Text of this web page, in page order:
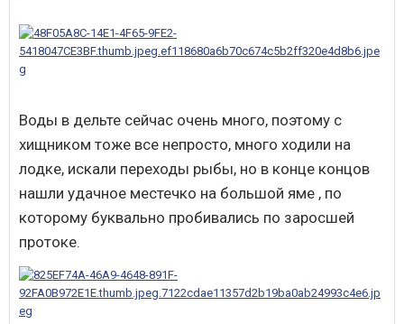
Воды в дельте сейчас очень много, поэтому с
хищником тоже все непросто, много ходили на
лодке, искали переходы рыбы, но в конце концов
нашли удачное местечко на большой яме , по
которому буквально пробивались по заросшей
протоке.